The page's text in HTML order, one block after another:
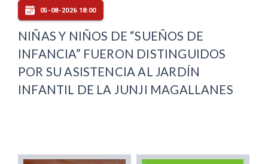
05-08-2026 18:00
NIÑAS Y NIÑOS DE “SUEÑOS DE
INFANCIA” FUERON DISTINGUIDOS
POR SU ASISTENCIA AL JARDÍN
INFANTIL DE LA JUNJI MAGALLANES